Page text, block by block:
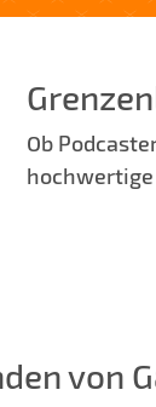
Ob
von